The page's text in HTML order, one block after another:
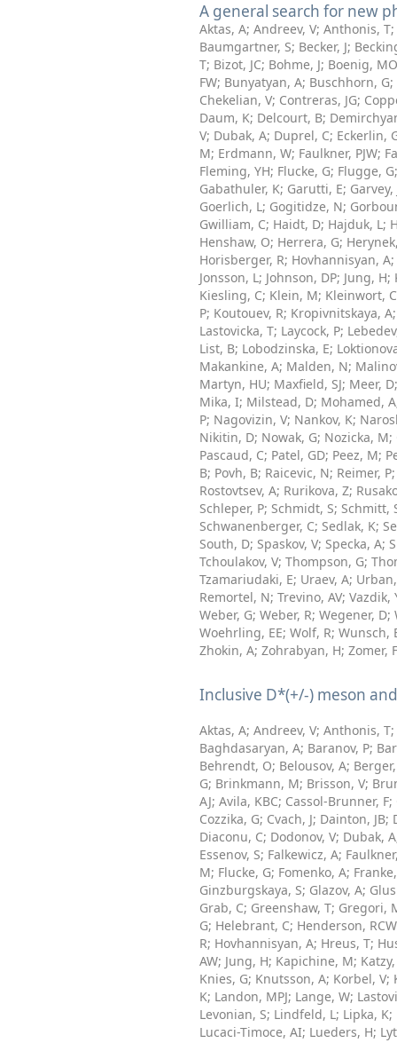
A general search for new
Aktas, A; Andreev, V; Anthonis, T;
Baumgartner, S; Becker, J;
T; Bizot, JC; Bohme, J; Boenig, MO
FW; Bunyatyan, A; Buschhorn, G;
Chekelian, V; Contreras, JG;
Daum, K; Delcourt, B;
V; Dubak, A; Duprel, C; Eckerlin,
M; Erdmann, W; Faulkner, PJW;
Fleming, YH; Flucke, G; Flugge, G
Gabathuler, K; Garutti, E; Garvey,
Goerlich, L; Gogitidze, N;
Gwilliam, C; Haidt, D; Hajduk, L;
Henshaw, O; Herrera, G;
Horisberger, R; Hovhannisyan, A;
Jonsson, L; Johnson, DP; Jung, H;
Kiesling, C; Klein, M; Kleinwort, C
P; Koutouev, R; Kropivnitskaya, A
Lastovicka, T; Laycock, P;
List, B; Lobodzinska, E;
Makankine, A; Malden, N;
Martyn, HU; Maxfield, SJ; Meer, D
Mika, I; Milstead, D; Mohamed, A
P; Nagovizin, V; Nankov, K;
Nikitin, D; Nowak, G; Nozicka, M;
Pascaud, C; Patel, GD; Peez, M;
B; Povh, B; Raicevic, N; Reimer, P
Rostovtsev, A; Rurikova, Z;
Schleper, P; Schmidt, S; Schmitt,
Schwanenberger, C; Sedlak, K;
South, D; Spaskov, V; Specka, A;
Tchoulakov, V; Thompson, G;
Tzamariudaki, E; Uraev, A;
Remortel, N; Trevino, AV; Vazdik,
Weber, G; Weber, R; Wegener, D;
Woehrling, EE; Wolf, R; Wunsch,
Zhokin, A; Zohrabyan, H; Zomer, F
Inclusive D*(+/-) meson
Aktas, A; Andreev, V; Anthonis, T;
Baghdasaryan, A; Baranov, P;
Behrendt, O; Belousov, A;
G; Brinkmann, M; Brisson, V;
AJ; Avila, KBC; Cassol-Brunner, F;
Cozzika, G; Cvach, J; Dainton, JB;
Diaconu, C; Dodonov, V; Dubak, A
Essenov, S; Falkewicz, A;
M; Flucke, G; Fomenko, A;
Ginzburgskaya, S; Glazov, A;
Grab, C; Greenshaw, T; Gregori,
G; Helebrant, C; Henderson, RCW
R; Hovhannisyan, A; Hreus, T;
AW; Jung, H; Kapichine, M; Katzy,
Knies, G; Knutsson, A; Korbel, V;
K; Landon, MPJ; Lange, W;
Levonian, S; Lindfeld, L; Lipka, K;
Lucaci-Timoce, AI; Lueders, H;